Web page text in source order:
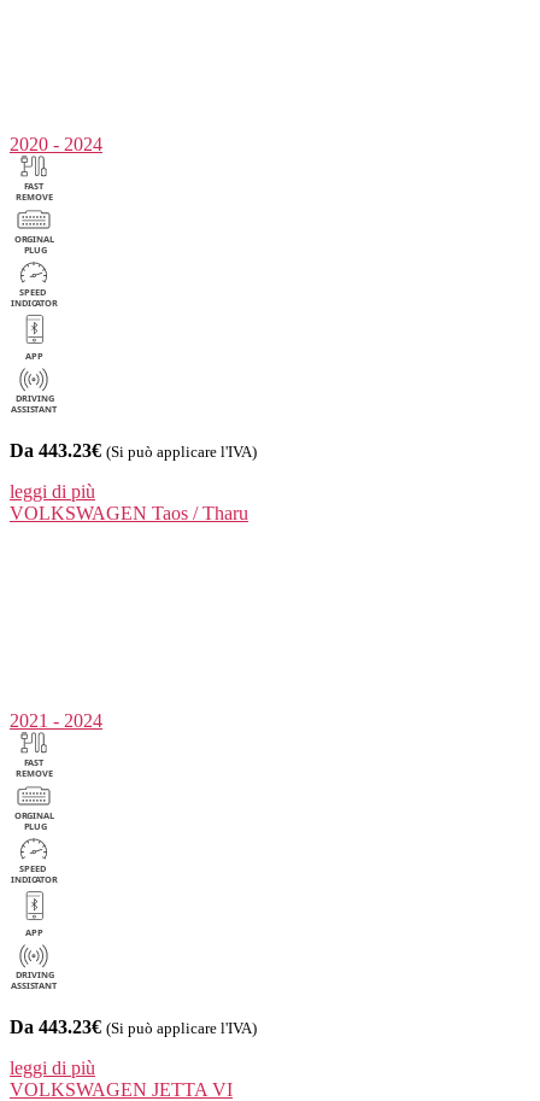
2020 - 2024
Da 443.23€ (Si può applicare l'IVA)
leggi di più
VOLKSWAGEN Taos / Tharu
2021 - 2024
Da 443.23€ (Si può applicare l'IVA)
leggi di più
VOLKSWAGEN JETTA VI